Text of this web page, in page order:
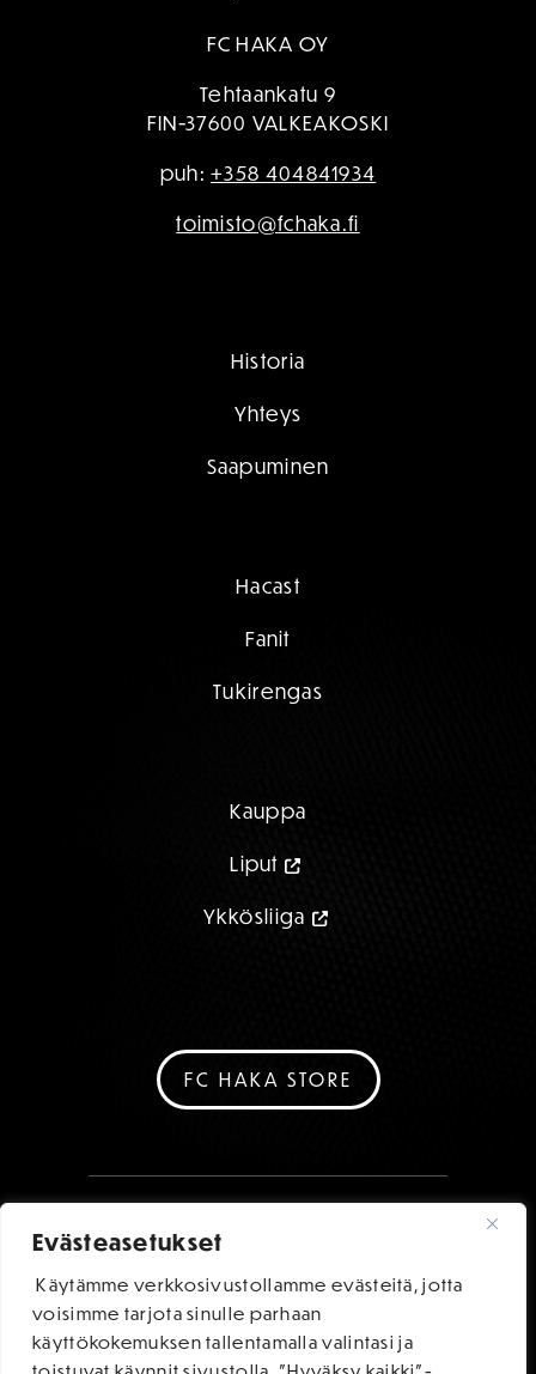
Evästeasetukset
Käytämme verkkosivustollamme evästeitä, jotta
voisimme tarjota sinulle parhaan
käyttökokemuksen tallentamalla valintasi ja
FC HAKA OY
Tehtaankatu 9
FIN-37600 VALKEAKOSKI
puh:+358 404841934
toimisto@fchaka.fi
Historia
Yhteys
Saapuminen
Hacast
Fanit
Tukirengas
Kauppa
Liput
Ykkösliiga
FC HAKA STORE